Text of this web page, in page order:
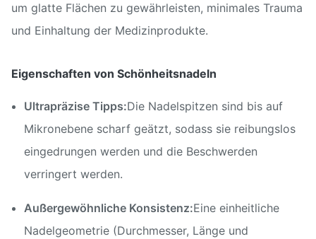
um glatte Flächen zu gewährleisten, minimales Trauma
und Einhaltung der Medizinprodukte.
Eigenschaften von Schönheitsnadeln
Ultrapräzise Tipps:Die Nadelspitzen sind bis auf
Mikronebene scharf geätzt, sodass sie reibungslos
eingedrungen werden und die Beschwerden
verringert werden.
Außergewöhnliche Konsistenz:Eine einheitliche
Nadelgeometrie (Durchmesser, Länge und